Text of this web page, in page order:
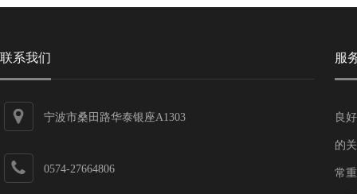
联系我们
宁波市桑田路华泰银座A1303
0574-27664806
服
良
的
常